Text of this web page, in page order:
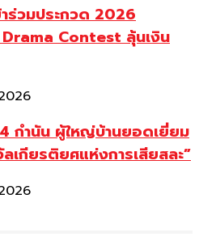
ร่วมประกวด 2026
Contest ลุ้นเงิน
กำนัน ผู้ใหญ่บ้านยอดเยี่ยม
เกียรติยศแห่งการเสียสละ”